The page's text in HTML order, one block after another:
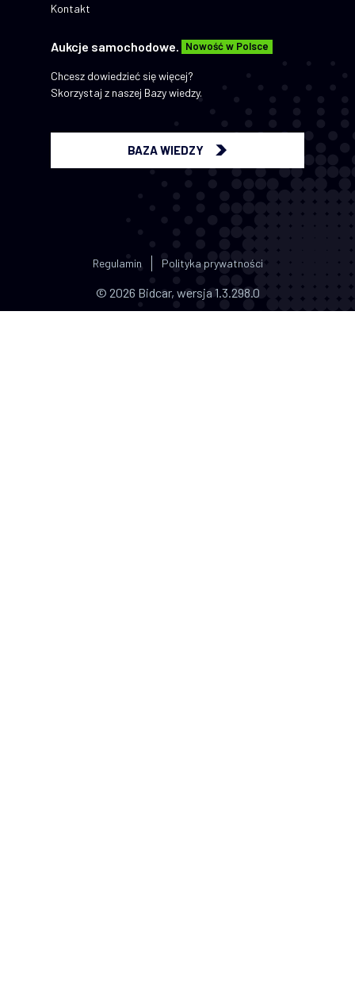
Kontakt
Aukcje samochodowe. Nowość w Polsce
Chcesz dowiedzieć się więcej?
Skorzystaj z naszej Bazy wiedzy.
BAZA WIEDZY
© 2026 Bidcar, wersja 1.3.298.0
Regulamin Polityka prywatności